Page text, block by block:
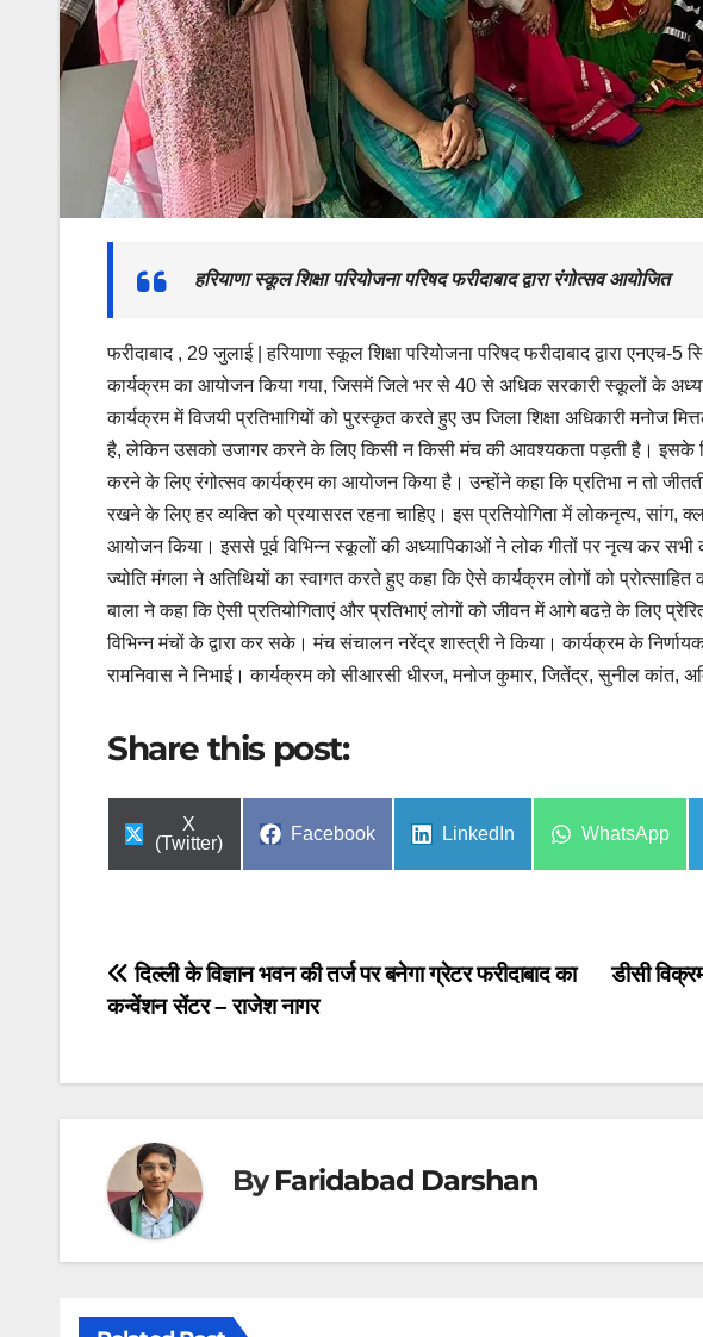
हरियाणा स्कूल शिक्षा परियोजना परिषद फरीदाबाद द्वारा रंगोत्सव आयोजित
फरीदाबाद , 29 जुलाई | हरियाणा स्कूल शिक्षा परियोजना परिषद फरीदाबाद द्वारा एनएच-5
कार्यक्रम का आयोजन किया गया, जिसमें जिले भर से 40 से अधिक सरकारी स्कूलों के
कार्यक्रम में विजयी प्रतिभागियों को पुरस्कृत करते हुए उप जिला शिक्षा अधिकारी मनोज
है, लेकिन उसको उजागर करने के लिए किसी न किसी मंच की आवश्यकता पड़ती है। इसके
करने के लिए रंगोत्सव कार्यक्रम का आयोजन किया है। उन्होंने कहा कि प्रतिभा न तो
रखने के लिए हर व्यक्ति को प्रयासरत रहना चाहिए। इस प्रतियोगिता में लोकनृत्य, सांग,
आयोजन किया। इससे पूर्व विभिन्न स्कूलों की अध्यापिकाओं ने लोक गीतों पर नृत्य कर
ज्योति मंगला ने अतिथियों का स्वागत करते हुए कहा कि ऐसे कार्यक्रम लोगों को
बाला ने कहा कि ऐसी प्रतियोगिताएं और प्रतिभाएं लोगों को जीवन में आगे बढऩे के लिए
विभिन्न मंचों के द्वारा कर सके। मंच संचालन नरेंद्र शास्त्री ने किया। कार्यक्रम के
रामनिवास ने निभाई। कार्यक्रम को सीआरसी धीरज, मनोज कुमार, जितेंद्र, सुनील कांत,
Share this post:
Share
on
X
(Twitter)
Share
Facebook
Share
LinkedIn
Share
WhatsApp
Post
navigation
डीसी
दिल्ली के विज्ञान भवन की तर्ज पर बनेगा ग्रेटर फरीदाबाद का
कन्वेंशन सेंटर – राजेश नागर
ByFaridabad Darshan